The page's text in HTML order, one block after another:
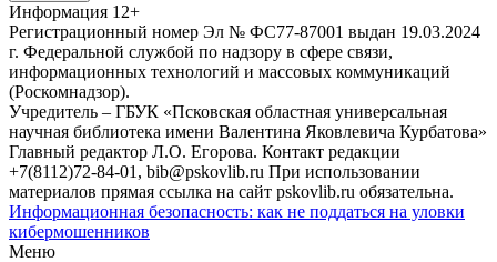
Информация 12+
Регистрационный номер Эл № ФС77-87001 выдан 19.03.2024
г. Федеральной службой по надзору в сфере связи,
информационных технологий и массовых коммуникаций
(Роскомнадзор).
Учредитель – ГБУК «Псковская областная универсальная
научная библиотека имени Валентина Яковлевича Курбатова»
Главный редактор Л.О. Егорова. Контакт редакции
+7(8112)72-84-01, bib@pskovlib.ru При использовании
материалов прямая ссылка на сайт pskovlib.ru обязательна.
Информационная безопасность: как не поддаться на уловки
кибермошенников
Меню